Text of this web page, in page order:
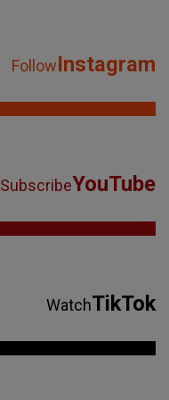
FollowInstagram
SubscribeYouTube
WatchTikTok